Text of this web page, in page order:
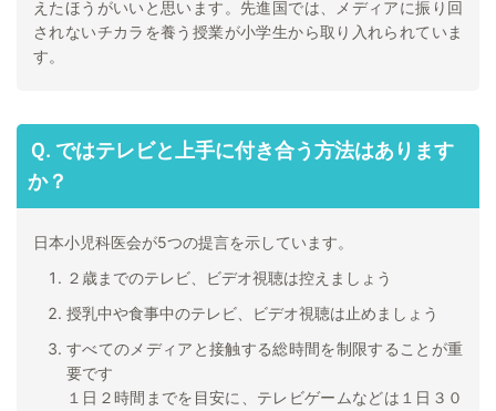
えたほうがいいと思います。先進国では、メディアに振り回
されないチカラを養う授業が小学生から取り入れられていま
す。
Ｑ. ではテレビと上手に付き合う方法はあります
か？
日本小児科医会が5つの提言を示しています。
２歳までのテレビ、ビデオ視聴は控えましょう
授乳中や食事中のテレビ、ビデオ視聴は止めましょう
すべてのメディアと接触する総時間を制限することが重
要です
１日２時間までを目安に、テレビゲームなどは１日３０